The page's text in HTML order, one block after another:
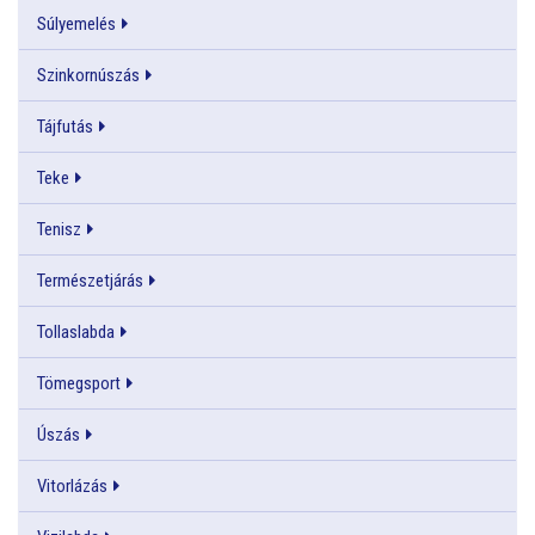
Súlyemelés
Szinkornúszás
Tájfutás
Teke
Tenisz
Természetjárás
Tollaslabda
Tömegsport
Úszás
Vitorlázás